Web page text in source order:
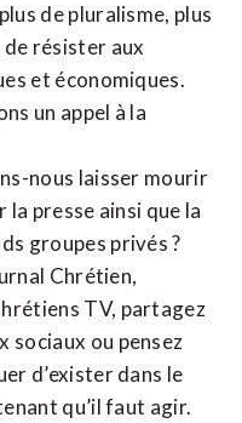
de pluralisme, plus
résister aux
et économiques.
un appel à la
nous laisser mourir
presse ainsi que la
groupes privés ?
Chrétien,
TV, partagez
sociaux ou pensez
d’exister dans le
qu’il faut agir.